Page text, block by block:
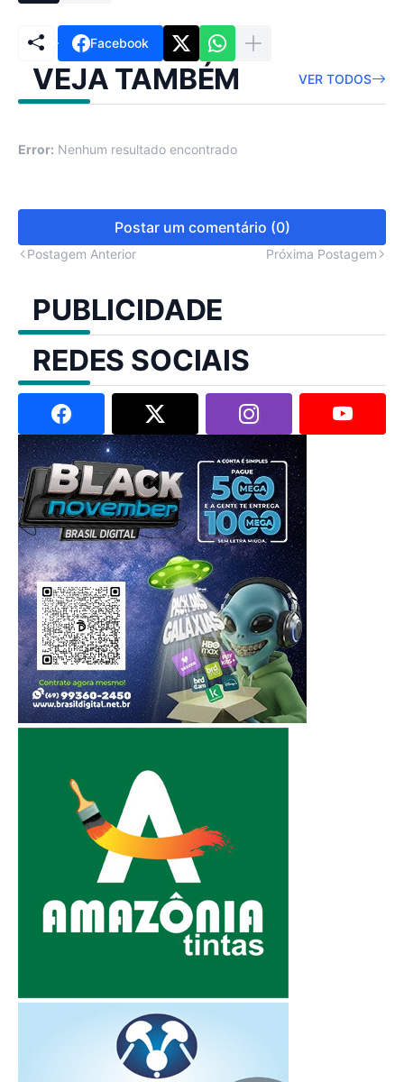
Facebook
VEJA TAMBÉM VER TODOS
Error: Nenhum resultado encontrado
Postar um comentário (0)
Postagem Anterior Próxima Postagem
PUBLICIDADE
REDES SOCIAIS